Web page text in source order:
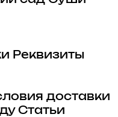
Реквизиты
доставки
Статьи